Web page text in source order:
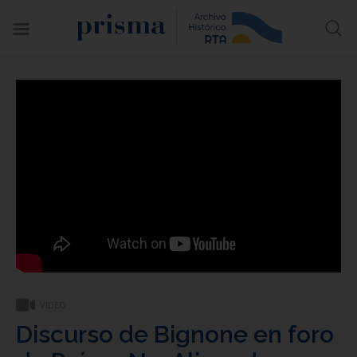
Discurso de Bignone en foro